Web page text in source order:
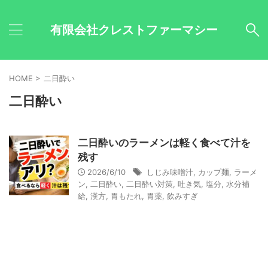
有限会社クレストファーマシー
HOME > 二日酔い
二日酔い
二日酔いのラーメンは軽く食べて汁を
残す
2026/6/10 しじみ味噌汁 カップ麺
ラーメ
ン
二日酔い 二日酔い対策 吐き気 塩分
水分補
給 漢方 胃もたれ 胃薬 飲みすぎ